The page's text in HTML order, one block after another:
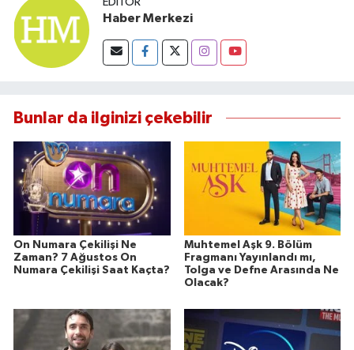
Haber Merkezi
Bunlar da ilginizi çekebilir
On Numara Çekilişi Ne
Zaman? 7 Ağustos On
Numara Çekilişi Saat Kaçta?
Muhtemel Aşk 9. Bölüm
Fragmanı Yayınlandı mı,
Tolga ve Defne Arasında Ne
Olacak?